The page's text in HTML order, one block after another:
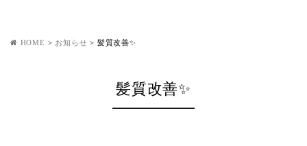
HOME > お知らせ > 髪質改善✨
髪質改善✨